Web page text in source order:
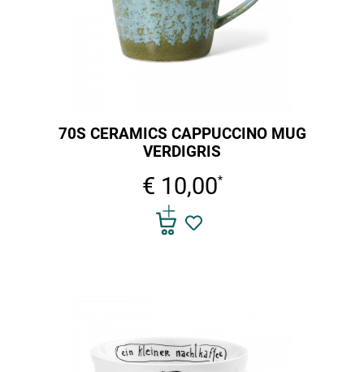
70S CERAMICS CAPPUCCINO MUG
VERDIGRIS
€ 10,00*